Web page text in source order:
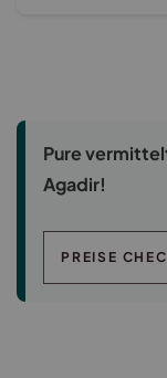
Pure
Agadir!
PREISE